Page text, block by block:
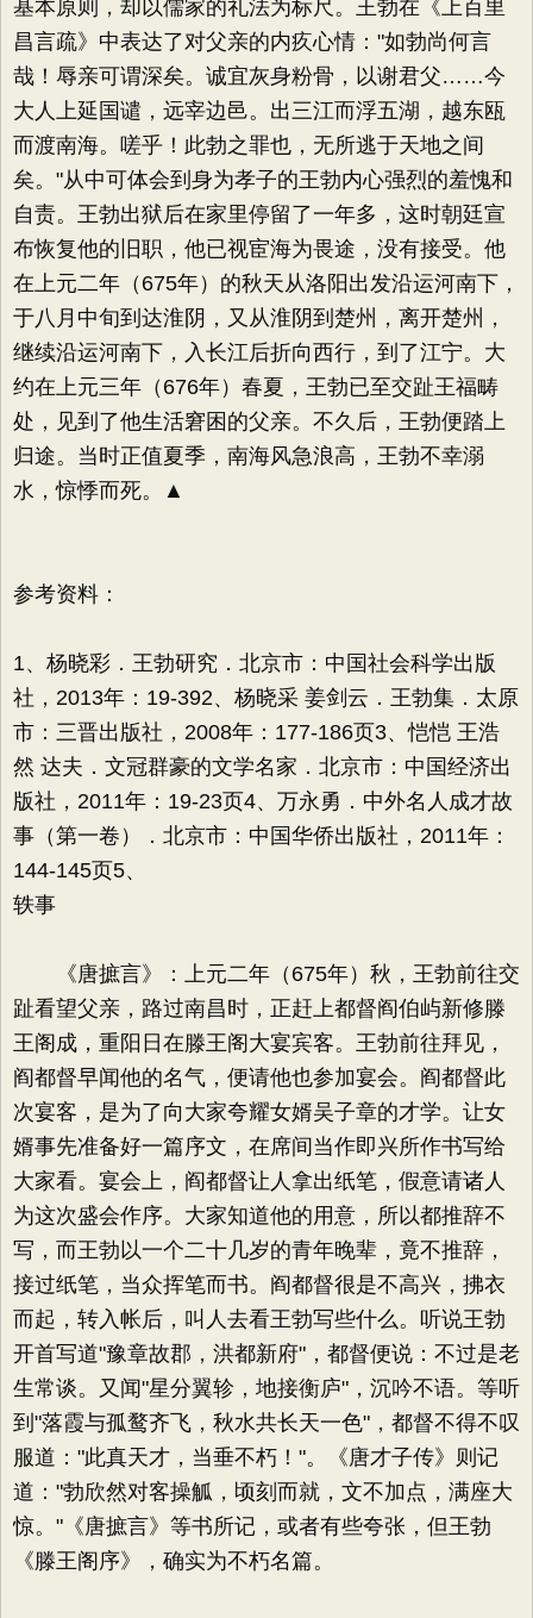
基本原则，却以儒家的礼法为标尺。王勃在《上百里
昌言疏》中表达了对父亲的内疚心情："如勃尚何言
哉！辱亲可谓深矣。诚宜灰身粉骨，以谢君父……今
大人上延国谴，远宰边邑。出三江而浮五湖，越东瓯
而渡南海。嗟乎！此勃之罪也，无所逃于天地之间
矣。"从中可体会到身为孝子的王勃内心强烈的羞愧和
自责。王勃出狱后在家里停留了一年多，这时朝廷宣
布恢复他的旧职，他已视宦海为畏途，没有接受。他
在上元二年（675年）的秋天从洛阳出发沿运河南下，
于八月中旬到达淮阴，又从淮阴到楚州，离开楚州，
继续沿运河南下，入长江后折向西行，到了江宁。大
约在上元三年（676年）春夏，王勃已至交趾王福畴
处，见到了他生活窘困的父亲。不久后，王勃便踏上
归途。当时正值夏季，南海风急浪高，王勃不幸溺
水，惊悸而死。▲
参考资料：
1、杨晓彩．王勃研究．北京市：中国社会科学出版
社，2013年：19-392、杨晓采 姜剑云．王勃集．太原
市：三晋出版社，2008年：177-186页3、恺恺 王浩
然 达夫．文冠群豪的文学名家．北京市：中国经济出
版社，2011年：19-23页4、万永勇．中外名人成才故
事（第一卷）．北京市：中国华侨出版社，2011年：
144-145页5、
轶事
《唐摭言》：上元二年（675年）秋，王勃前往交
趾看望父亲，路过南昌时，正赶上都督阎伯屿新修滕
王阁成，重阳日在滕王阁大宴宾客。王勃前往拜见，
阎都督早闻他的名气，便请他也参加宴会。阎都督此
次宴客，是为了向大家夸耀女婿吴子章的才学。让女
婿事先准备好一篇序文，在席间当作即兴所作书写给
大家看。宴会上，阎都督让人拿出纸笔，假意请诸人
为这次盛会作序。大家知道他的用意，所以都推辞不
写，而王勃以一个二十几岁的青年晚辈，竟不推辞，
接过纸笔，当众挥笔而书。阎都督很是不高兴，拂衣
而起，转入帐后，叫人去看王勃写些什么。听说王勃
开首写道"豫章故郡，洪都新府"，都督便说：不过是老
生常谈。又闻"星分翼轸，地接衡庐"，沉吟不语。等听
到"落霞与孤鹜齐飞，秋水共长天一色"，都督不得不叹
服道："此真天才，当垂不朽！"。《唐才子传》则记
道："勃欣然对客操觚，顷刻而就，文不加点，满座大
惊。"《唐摭言》等书所记，或者有些夸张，但王勃
《滕王阁序》，确实为不朽名篇。